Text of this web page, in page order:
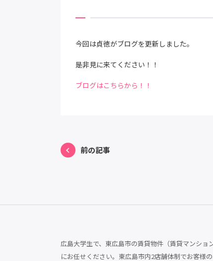
今回は貞徳がブログを更新しました。
是非見に来てください！！
ブログはこちらから！！
前の記事
広島大学生で、東広島市の賃貸物件（賃貸マンシ
にお任せください。東広島市内2店舗体制でお客様